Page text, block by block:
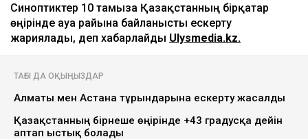
Синоптиктер 10 тамызға Қазақстанның бірқатар
өңірінде ауа райына байланысты ескерту
жариялады, деп хабарлайды Ulysmedia.kz.
ТАҒЫ ДА ОҚЫҢЫЗДАР
Алматы мен Астана тұрғындарына ескерту жасалды
Қазақстанның бірнеше өңірінде +43 градусқа дейін
аптап ыстық болады